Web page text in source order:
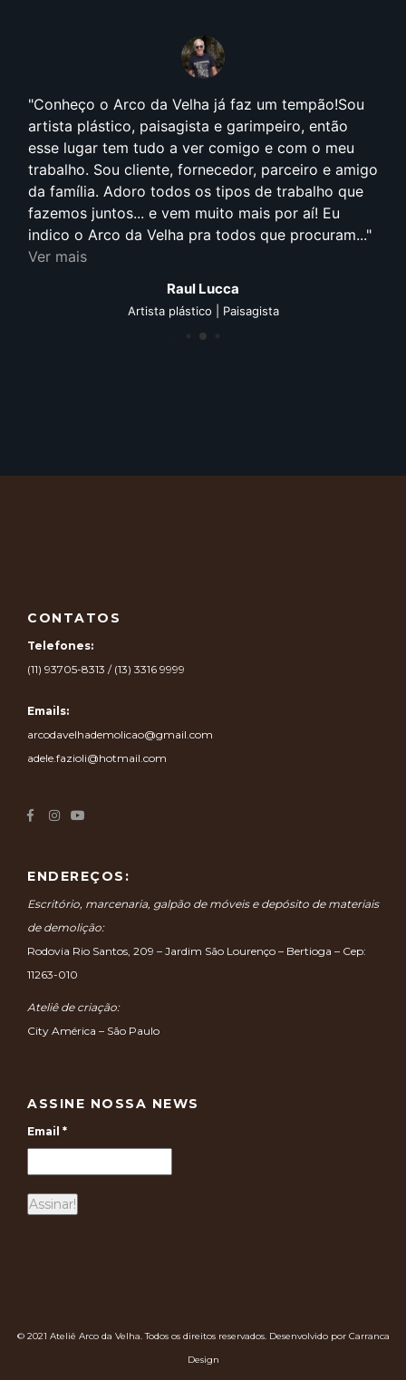
Conheço o Arco da Velha já faz um tempão!Sou
artista plástico, paisagista e garimpeiro, então
esse lugar tem tudo a ver comigo e com o meu
trabalho. Sou cliente, fornecedor, parceiro e amigo
da família. Adoro todos os tipos de trabalho que
fazemos juntos... e vem muito mais por aí! Eu
indico o Arco da Velha pra todos que procuram...
Ver mais
Raul Lucca
Artista plástico | Paisagista
CONTATOS
Telefones:
(11) 93705-8313 / (13) 3316 9999
Emails:
arcodavelhademolicao@gmail.com
adele.fazioli@hotmail.com
ENDEREÇOS:
Escritório, marcenaria, galpão de móveis e depósito de materiais
de demolição:
Rodovia Rio Santos, 209 – Jardim São Lourenço – Bertioga – Cep:
11263-010
Ateliê de criação:
City América – São Paulo
ASSINE NOSSA NEWS
Email *
© 2021 Ateliê Arco da Velha. Todos os direitos reservados. Desenvolvido por Carranca
Design